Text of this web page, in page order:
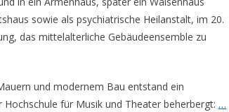
sowie als psychiatrische Heilanstalt, im 20.
das mittelalterliche Gebäudeensemble zu
und modernem Bau entstand ein
für Musik und Theater beherbergt: …